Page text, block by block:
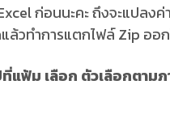
ก่อนนะคะ ถึงจะแปลง
ล้วทำการแตกไฟล์ Zip ออก
ที่แฟ้ม เลือก ตัวเลือกตาม